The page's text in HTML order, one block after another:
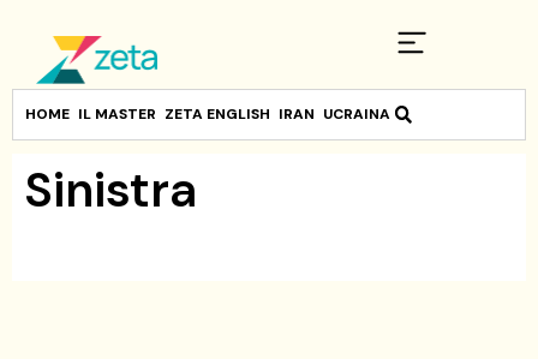
HOME IL MASTER ZETA ENGLISH IRAN UCRAINA
Sinistra